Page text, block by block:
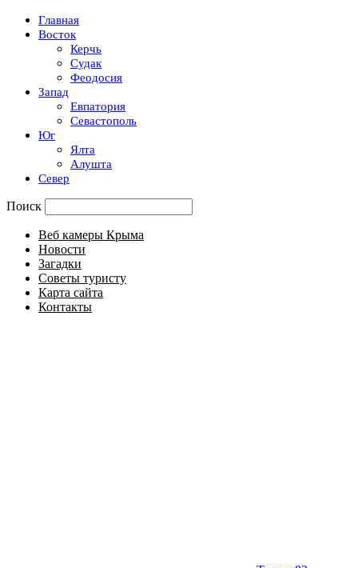
Главная
Восток
Керчь
Судак
Феодосия
Запад
Евпатория
Севастополь
Юг
Ялта
Алушта
Север
Поиск
Веб камеры Крыма
Новости
Загадки
Советы туристу
Карта сайта
Контакты